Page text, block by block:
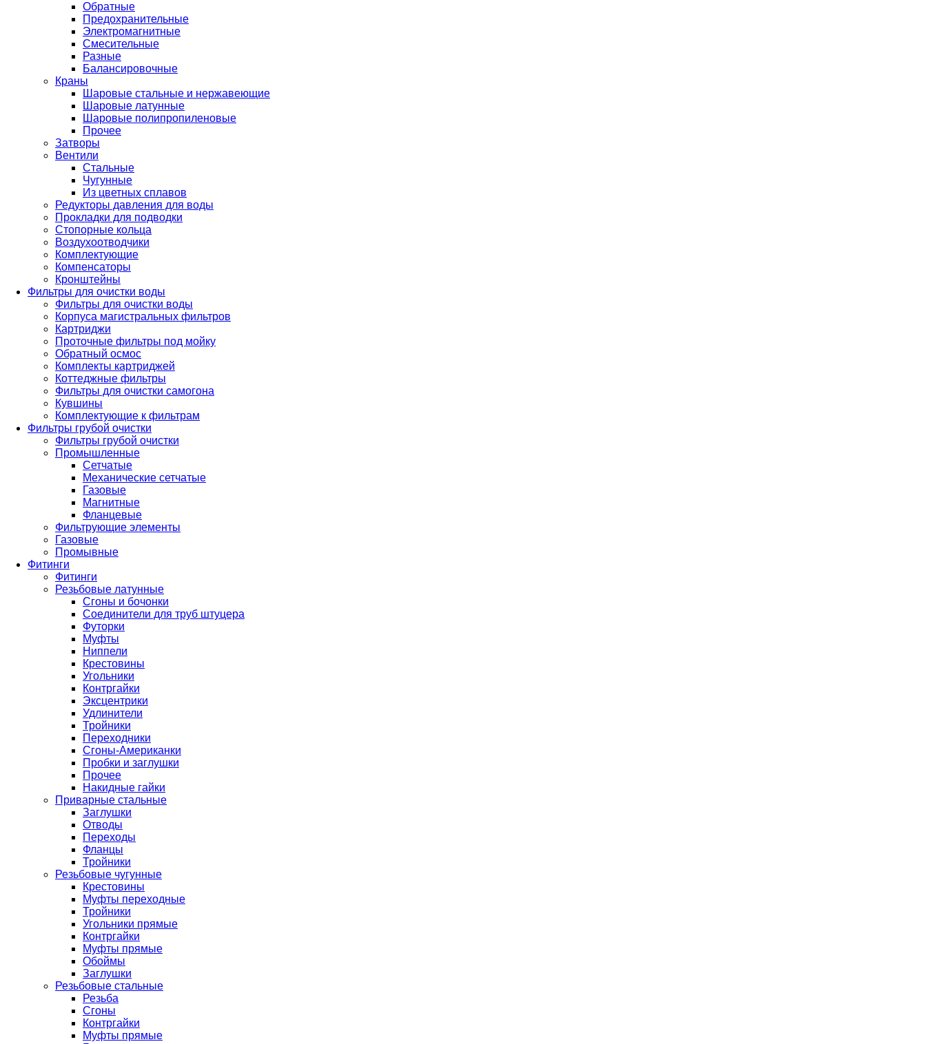
Обратные
Предохранительные
Электромагнитные
Смесительные
Разные
Балансировочные
Краны
Шаровые стальные и нержавеющие
Шаровые латунные
Шаровые полипропиленовые
Прочее
Затворы
Вентили
Стальные
Чугунные
Из цветных сплавов
Редукторы давления для воды
Прокладки для подводки
Стопорные кольца
Воздухоотводчики
Комплектующие
Компенсаторы
Кронштейны
Фильтры для очистки воды
Фильтры для очистки воды
Корпуса магистральных фильтров
Картриджи
Проточные фильтры под мойку
Обратный осмос
Комплекты картриджей
Коттеджные фильтры
Фильтры для очистки самогона
Кувшины
Комплектующие к фильтрам
Фильтры грубой очистки
Фильтры грубой очистки
Промышленные
Сетчатые
Механические сетчатые
Газовые
Магнитные
Фланцевые
Фильтрующие элементы
Газовые
Промывные
Фитинги
Фитинги
Резьбовые латунные
Сгоны и бочонки
Соединители для труб штуцера
Футорки
Муфты
Ниппели
Крестовины
Угольники
Контргайки
Эксцентрики
Удлинители
Тройники
Переходники
Сгоны-Американки
Пробки и заглушки
Прочее
Накидные гайки
Приварные стальные
Заглушки
Отводы
Переходы
Фланцы
Тройники
Резьбовые чугунные
Крестовины
Муфты переходные
Тройники
Угольники прямые
Контргайки
Муфты прямые
Обоймы
Заглушки
Резьбовые стальные
Резьба
Сгоны
Контргайки
Муфты прямые